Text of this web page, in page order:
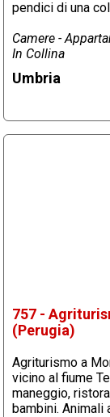
pendici di una
Camere -
In Collina
Umbria
757 -
(Perugia)
Agriturismo a
vicino al fiume
maneggio,
bambini. Animali